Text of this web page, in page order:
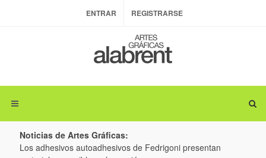
ENTRAR REGISTRARSE
Noticias de Artes Gráficas:
Los adhesivos autoadhesivos de Fedrigoni presentan